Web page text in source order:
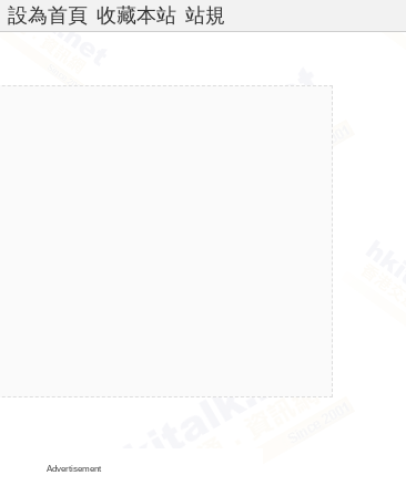
設為首頁 收藏本站 站規
Advertisement